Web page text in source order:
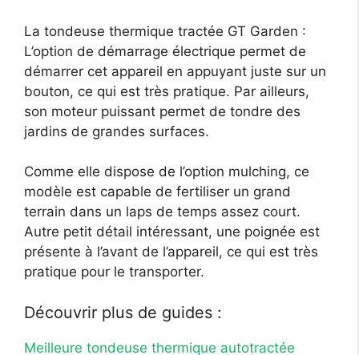
La tondeuse thermique tractée GT Garden :
L’option de démarrage électrique permet de
démarrer cet appareil en appuyant juste sur un
bouton, ce qui est très pratique. Par ailleurs,
son moteur puissant permet de tondre des
jardins de grandes surfaces.
Comme elle dispose de l’option mulching, ce
modèle est capable de fertiliser un grand
terrain dans un laps de temps assez court.
Autre petit détail intéressant, une poignée est
présente à l’avant de l’appareil, ce qui est très
pratique pour le transporter.
Découvrir plus de guides :
Meilleure tondeuse thermique autotractée